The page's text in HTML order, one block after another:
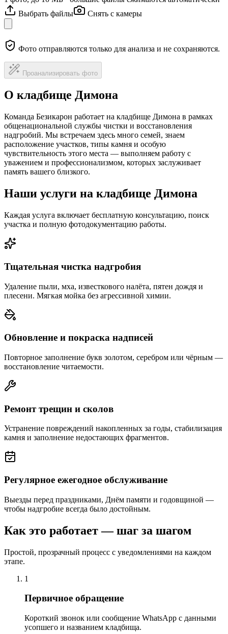
Выбрать файлы
Снять с камеры
Фото отправляются только для анализа и не сохраняются.
Проанализировать фото
О кладбище Димона
Команда Безикарон работает на кладбище Димона в рамках
общенациональной службы чистки и восстановления
надгробий. Мы встречаем здесь много семей, знаем
расположение участков, типы камня и особую
чувствительность этого места — выполняем работу с
уважением и профессионализмом, которых заслуживает
память вашего близкого.
Наши услуги на кладбище Димона
Каждая услуга включает бесплатную консультацию, поиск
участка и полную фотодокументацию работы.
Тщательная чистка надгробия
Удаление пыли, мха, известкового налёта, пятен дождя и
плесени. Мягкая мойка без агрессивной химии.
Обновление и покраска надписей
Повторное заполнение букв золотом, серебром или чёрным —
восстановление читаемости.
Ремонт трещин и сколов
Устранение повреждений накопленных за годы, стабилизация
камня и заполнение недостающих фрагментов.
Регулярное ежегодное обслуживание
Выезды перед праздниками, Днём памяти и годовщиной —
чтобы надгробие всегда было достойным.
Как это работает — шаг за шагом
Простой, прозрачный процесс с уведомлениями на каждом
этапе.
1
Первичное обращение
Короткий звонок или сообщение WhatsApp с данными
усопшего и названием кладбища.